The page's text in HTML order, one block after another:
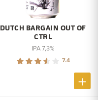
DUTCH BARGAIN OUT OF
CTRL
IPA 7,3%
7.4